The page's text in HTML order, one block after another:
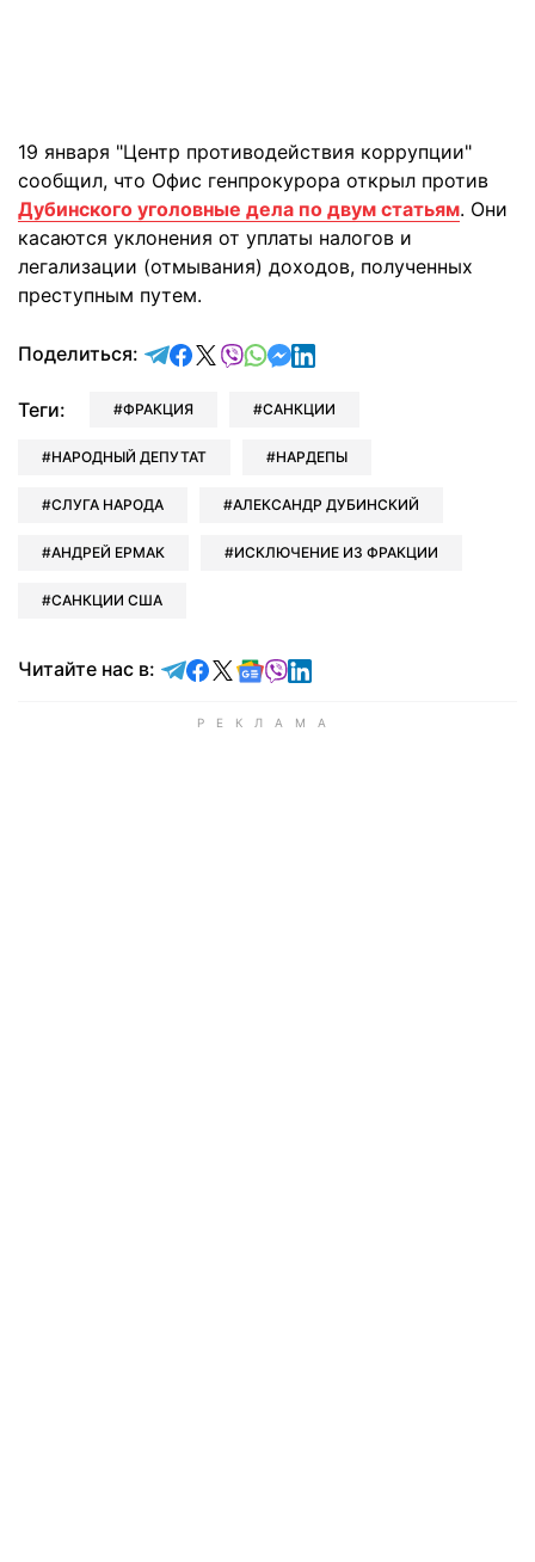
19 января "Центр противодействия коррупции"
сообщил, что Офис генпрокурора открыл против
Дубинского уголовные дела по двум статьям. Они
касаются уклонения от уплаты налогов и
легализации (отмывания) доходов, полученных
преступным путем.
Поделиться: отправить в Telegram
поделиться в Facebook
поделиться в X
отправить в Viber
отправить в Whatsapp
отправить в Messenger
отправить в LinkedIn
Теги: ФРАКЦИЯ САНКЦИИ
НАРОДНЫЙ ДЕПУТАТ НАРДЕПЫ
СЛУГА НАРОДА АЛЕКСАНДР ДУБИНСКИЙ
АНДРЕЙ ЕРМАК ИСКЛЮЧЕНИЕ ИЗ ФРАКЦИИ
САНКЦИИ США
Читайте нас в: Читайте в Telegram
Читайте в Facebook
Читайте в X
Читайте в Google news
Читайте в Viber
Читайте в LinkedIn